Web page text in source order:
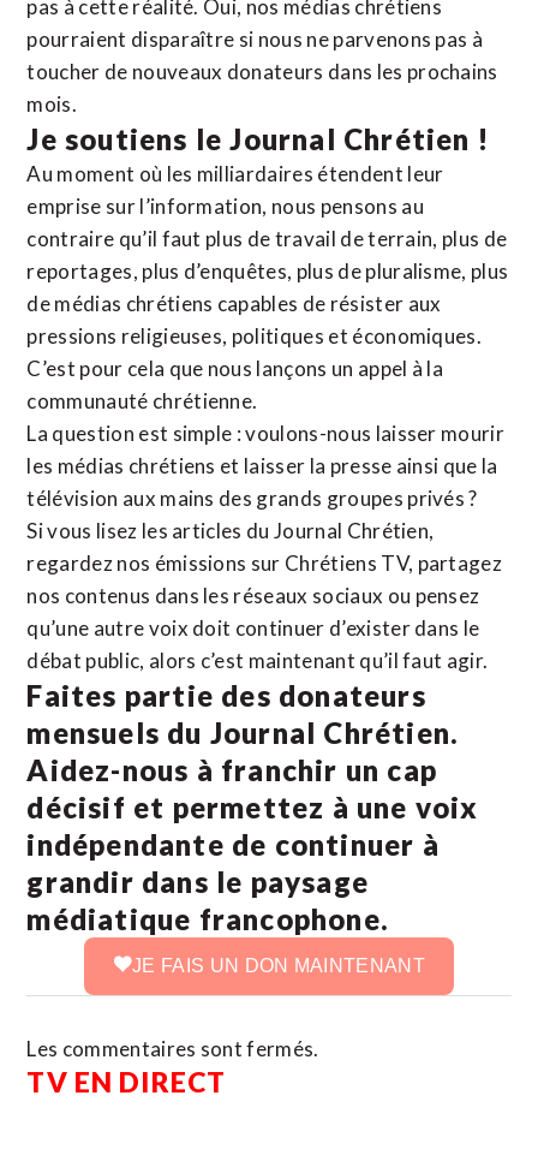
pas à cette réalité. Oui, nos médias chrétiens
pourraient disparaître si nous ne parvenons pas à
toucher de nouveaux donateurs dans les prochains
mois.
Je soutiens le Journal Chrétien !
Au moment où les milliardaires étendent leur
emprise sur l’information, nous pensons au
contraire qu’il faut plus de travail de terrain, plus de
reportages, plus d’enquêtes, plus de pluralisme, plus
de médias chrétiens capables de résister aux
pressions religieuses, politiques et économiques.
C’est pour cela que nous lançons un appel à la
communauté chrétienne.
La question est simple : voulons-nous laisser mourir
les médias chrétiens et laisser la presse ainsi que la
télévision aux mains des grands groupes privés ?
Si vous lisez les articles du Journal Chrétien,
regardez nos émissions sur Chrétiens TV, partagez
nos contenus dans les réseaux sociaux ou pensez
qu’une autre voix doit continuer d’exister dans le
débat public, alors c’est maintenant qu’il faut agir.
Faites partie des donateurs
mensuels du Journal Chrétien.
Aidez-nous à franchir un cap
décisif et permettez à une voix
indépendante de continuer à
grandir dans le paysage
médiatique francophone.
JE FAIS UN DON MAINTENANT
Les commentaires sont fermés.
TV EN DIRECT